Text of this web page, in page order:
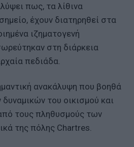
πως, τα λίθινα
έχουν διατηρηθεί στα
ιζηματογενή
στη διάρκεια
πεδιάδα.
ανακάλυψη που βοηθά
του οικισμού και
τους πληθυσμούς των
της πόλης Chartres.